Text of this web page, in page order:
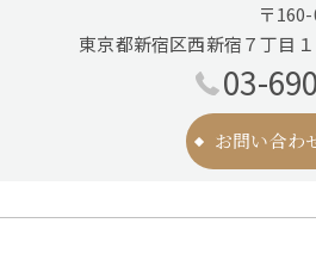
〒
東京都新宿区西新宿７丁目
03-
お問い合わ